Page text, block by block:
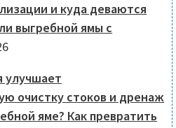
и куда деваются
выгребной ямы с
улучшает
очистку стоков и дренаж
яме? Как превратить